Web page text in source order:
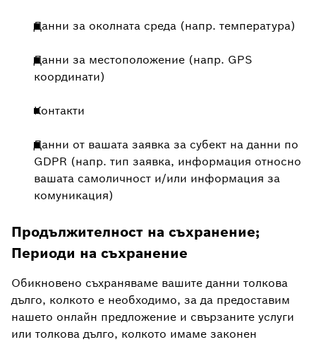
Данни за околната среда (напр. температура)
Данни за местоположение (напр. GPS
координати)
Контакти
Данни от вашата заявка за субект на данни по
GDPR (напр. тип заявка, информация относно
вашата самоличност и/или информация за
комуникация)
Продължителност на съхранение;
Периоди на съхранение
Обикновено съхраняваме вашите данни толкова
дълго, колкото е необходимо, за да предоставим
нашето онлайн предложение и свързаните услуги
или толкова дълго, колкото имаме законен